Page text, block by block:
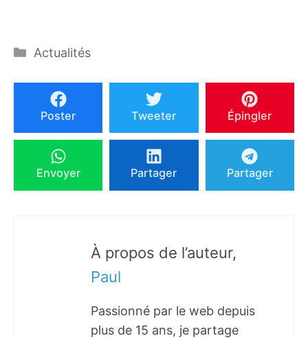
Catégories
Actualités
Poster Tweeter Épingler
Envoyer Partager Partager
À propos de l’auteur,
Paul
Passionné par le web depuis
plus de 15 ans, je partage